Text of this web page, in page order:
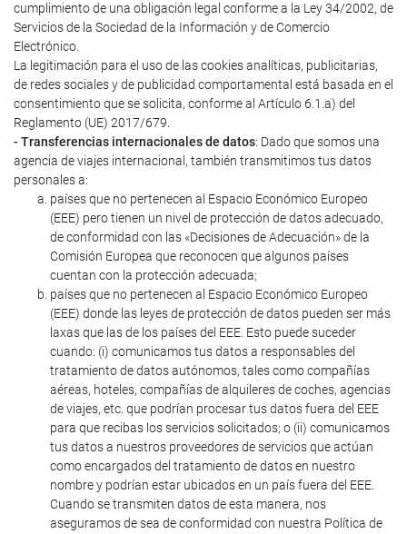
cumplimiento de una obligación legal conforme a la Ley 34/2002, de
Servicios de la Sociedad de la Información y de Comercio
Electrónico.
La legitimación para el uso de las cookies analíticas, publicitarias,
de redes sociales y de publicidad comportamental está basada en el
consentimiento que se solicita, conforme al Artículo 6.1.a) del
Reglamento (UE) 2017/679.
- Transferencias internacionales de datos: Dado que somos una
agencia de viajes internacional, también transmitimos tus datos
personales a:
países que no pertenecen al Espacio Económico Europeo
(EEE) pero tienen un nivel de protección de datos adecuado,
de conformidad con las «Decisiones de Adecuación» de la
Comisión Europea que reconocen que algunos países
cuentan con la protección adecuada;
países que no pertenecen al Espacio Económico Europeo
(EEE) donde las leyes de protección de datos pueden ser más
laxas que las de los países del EEE. Esto puede suceder
cuando: (i) comunicamos tus datos a responsables del
tratamiento de datos autónomos, tales como compañías
aéreas, hoteles, compañías de alquileres de coches, agencias
de viajes, etc. que podrían procesar tus datos fuera del EEE
para que recibas los servicios solicitados; o (ii) comunicamos
tus datos a nuestros proveedores de servicios que actúan
como encargados del tratamiento de datos en nuestro
nombre y podrían estar ubicados en un país fuera del EEE.
Cuando se transmiten datos de esta manera, nos
aseguramos de sea de conformidad con nuestra Política de